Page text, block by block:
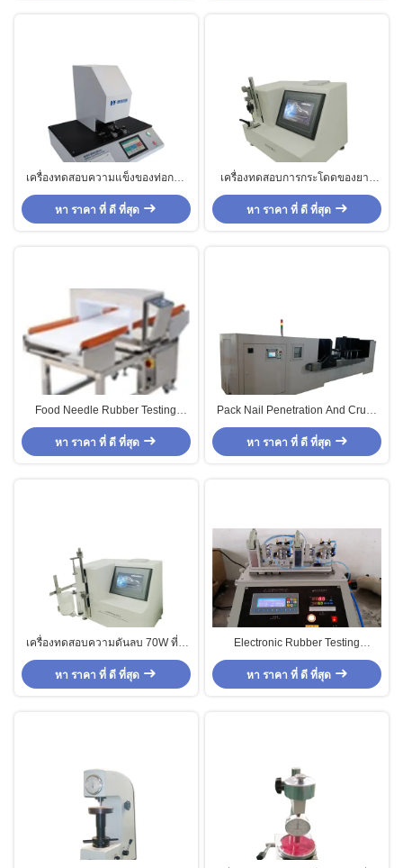
เครื่องทดสอบความแข็งของท่อการ
แพทย์ที่สามารถปรับความเร็วการ
บรรทุกได้
หา ราคา ที่ ดี ที่สุด
เครื่องทดสอบการกระโดดของยาง
70W พลังงานและระยะทางการวัด 0-
50mm
หา ราคา ที่ ดี ที่สุด
Food Needle Rubber Testing
Machine Electronic For Hardware
Products
หา ราคา ที่ ดี ที่สุด
Pack Nail Penetration And Crush
Tester Machine ไฮดรอลิกสำหรับ
แบตเตอรี่ 70KN-1000KN
หา ราคา ที่ ดี ที่สุด
เครื่องทดสอบความดันลบ 70W ที่มี
ความแม่นยํา
หา ราคา ที่ ดี ที่สุด
Electronic Rubber Testing
Machine Glue Needle Gun
Function Test
หา ราคา ที่ ดี ที่สุด